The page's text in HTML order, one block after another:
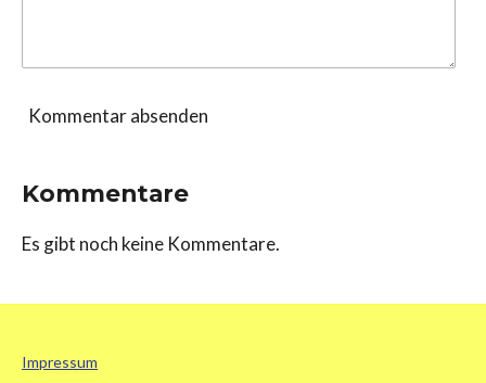
Kommentar absenden
Kommentare
Es gibt noch keine Kommentare.
Impressum